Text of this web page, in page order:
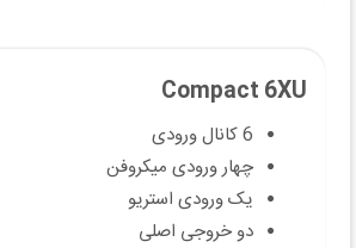
Compact 6XU
6 کانال ورودی
چهار ورودی میکروفن
یک ورودی استریو
دو خروجی اصلی